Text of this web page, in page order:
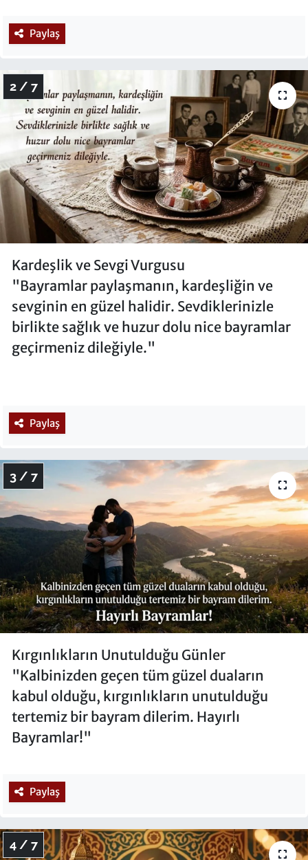
Paylaş
2 / 7
Kardeşlik ve Sevgi Vurgusu
"Bayramlar paylaşmanın, kardeşliğin ve
sevginin en güzel halidir. Sevdiklerinizle
birlikte sağlık ve huzur dolu nice bayramlar
geçirmeniz dileğiyle."
Paylaş
3 / 7
Kırgınlıkların Unutulduğu Günler
"Kalbinizden geçen tüm güzel duaların
kabul olduğu, kırgınlıkların unutulduğu
tertemiz bir bayram dilerim. Hayırlı
Bayramlar!"
Paylaş
4 / 7